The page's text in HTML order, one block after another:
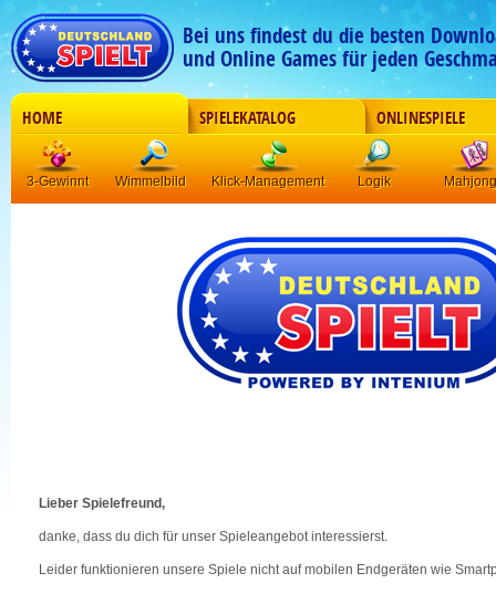
Bei uns findest du die besten
und Online Games für jeden
HOME SPIELEKATALOG ONLINESPIELE
3-Gewinnt Wimmelbild Klick-Management Logik Mahjong
Lieber Spielefreund,
danke, dass du dich für unser Spieleangebot interessierst.
Leider funktionieren unsere Spiele nicht auf mobilen Endgeräten wie